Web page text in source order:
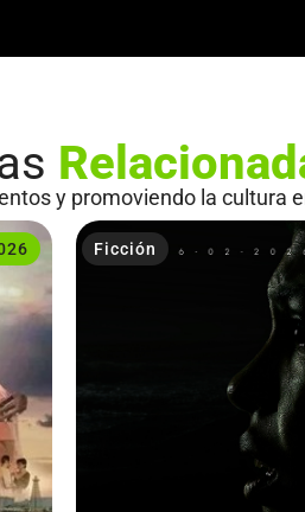
y promoviendo la cultura
Ficción